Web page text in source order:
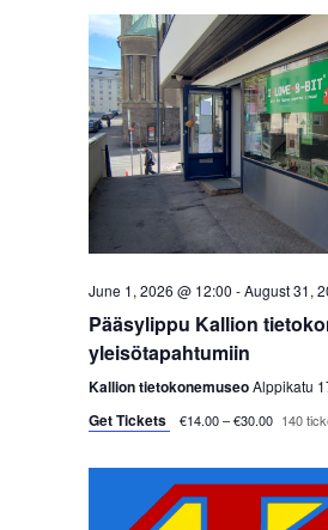
June 1, 2026 @ 12:00 -August 31,
Pääsylippu Kallion
yleisötapahtumiin
Kallion tietokonemuseoAlppikatu
Get Tickets €14.00 – €30.00 140